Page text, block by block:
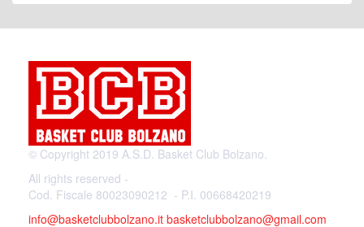
© Copyright 2019 A.S.D. Basket Club Bolzano.
All rights reserved -
Cod. Fiscale 80023090212 - P.I. 00668420219
info@basketclubbolzano.it basketclubbolzano@gmail.com